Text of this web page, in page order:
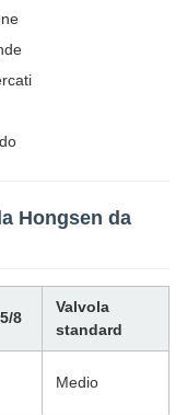
Hongsen da
8
Valvola
standard
Medio